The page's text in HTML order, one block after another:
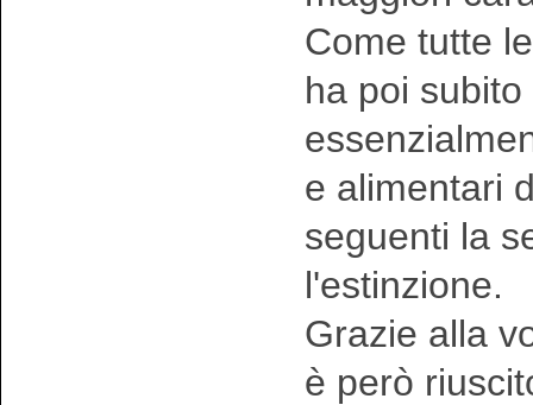
Come tutte
ha poi
e alimentari
seguenti la
l'estinzione.
Grazie alla
è però